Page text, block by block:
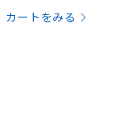
カートをみる